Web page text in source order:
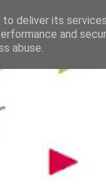
deliver its
and
abuse.